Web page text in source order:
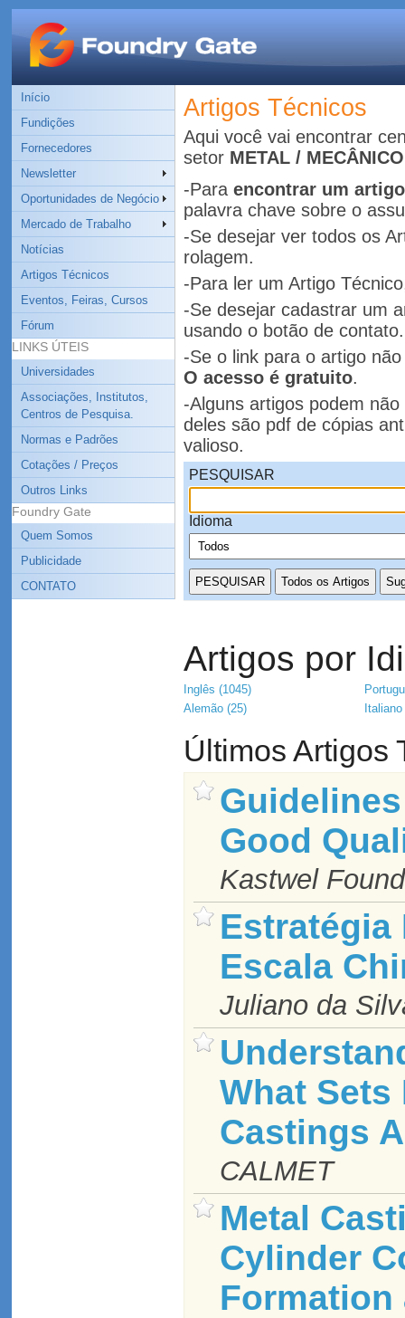
Início
Fundições
Fornecedores
Newsletter
Oportunidades de Negócio
Mercado de Trabalho
Notícias
Artigos Técnicos
Eventos, Feiras, Cursos
Fórum
LINKS ÚTEIS
Universidades
Associações, Institutos,
Centros de Pesquisa.
Normas e Padrões
Cotações / Preços
Outros Links
Foundry Gate
Quem Somos
Publicidade
CONTATO
Artigos Técnicos
Aqui você vai encontrar
setor METAL /
-Para encontrar um artigo
palavra chave sobre o
-Se desejar ver todos os
rolagem.
-Para ler um Artigo
-Se desejar cadastrar um
usando o botão de contato.
-Se o link para o artigo
O acesso é gratuito.
-Alguns artigos podem
deles são pdf de cópias
valioso.
PESQUISAR
Idioma
Artigos por
Inglês (1045)
Alemão (25)
Últimos Artigos
Good
Kastwel
Escala
Juliano da
What Sets
Castings
CALMET
Metal
Cylinder
Formation